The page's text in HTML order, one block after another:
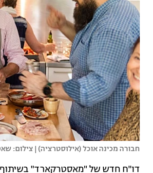
חבורה מכינה אוכל (אילוסטרציה) | צילום:
דו"ח חדש של "מאסטרקארד"